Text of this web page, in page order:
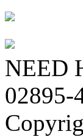
NEED
02895-